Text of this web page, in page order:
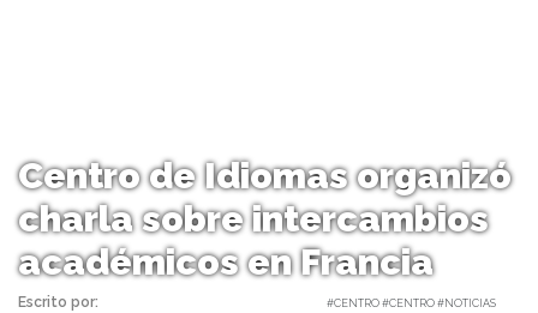
Centro de Idiomas organizó
charla sobre intercambios
académicos en Francia
Escrito por: #CENTRO #CENTRO #NOTICIAS